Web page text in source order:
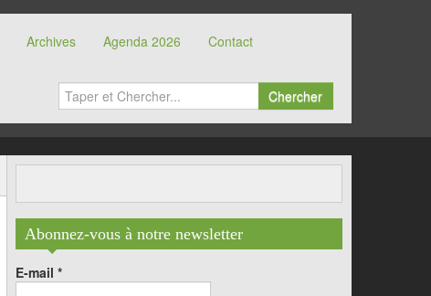
Archives Agenda 2026 Contact
Chercher
Abonnez-vous à notre newsletter
E-mail *